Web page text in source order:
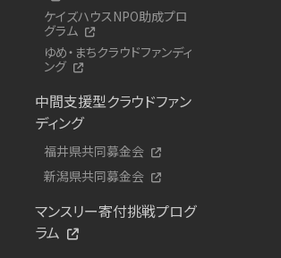
ケイズハウスNPO助成プロ
グラム
ゆめ・まちクラウドファンディ
ング
中間支援型クラウドファン
ディング
福井県共同募金会
新潟県共同募金会
マンスリー寄付挑戦プログ
ラム